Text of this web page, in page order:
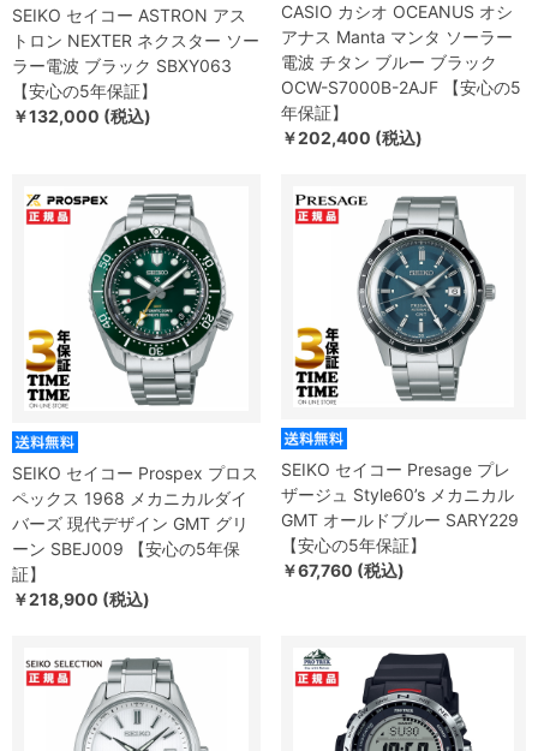
SEIKO セイコー ASTRON アス
トロン NEXTER ネクスター ソー
ラー電波 ブラック SBXY063
【安心の5年保証】
￥132,000 (税込)
CASIO カシオ OCEANUS オシ
アナス Manta マンタ ソーラー
電波 チタン ブルー ブラック
OCW-S7000B-2AJF 【安心の5
年保証】
￥202,400 (税込)
SEIKO セイコー Prospex プロス
ペックス 1968 メカニカルダイ
バーズ 現代デザイン GMT グリ
ーン SBEJ009 【安心の5年保
証】
￥218,900 (税込)
SEIKO セイコー Presage プレ
ザージュ Style60’s メカニカル
GMT オールドブルー SARY229
【安心の5年保証】
￥67,760 (税込)